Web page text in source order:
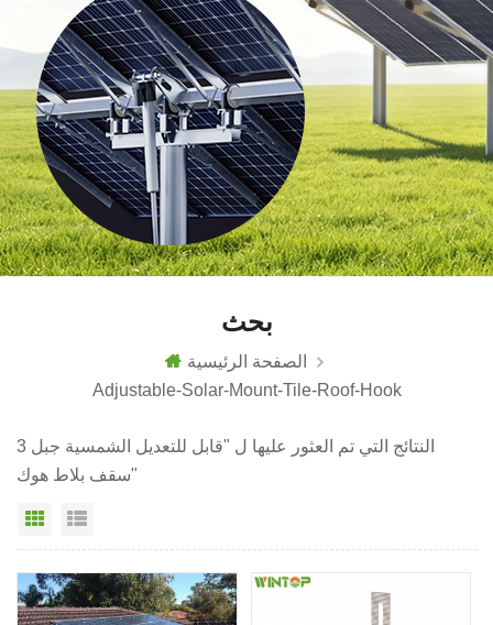
بحث
الصفحة الرئيسية
Adjustable-Solar-Mount-Tile-Roof-Hook
3 النتائج التي تم العثور عليها ل "قابل للتعديل الشمسية جبل
سقف بلاط هوك"
عرض شبكي